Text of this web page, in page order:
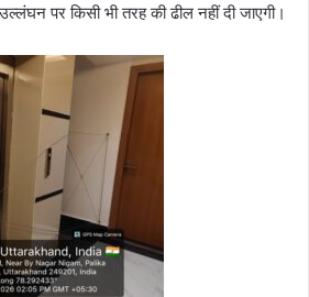
पर किसी भी तरह की ढील नहीं दी जाएगी।